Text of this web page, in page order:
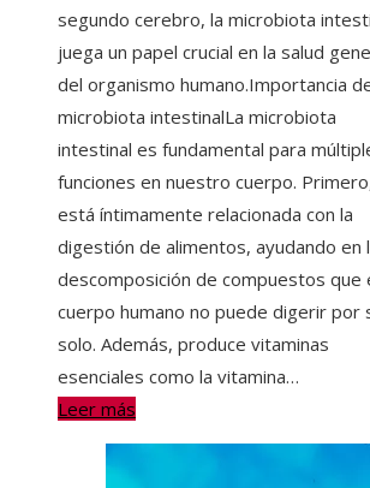
segundo cerebro, la microbiota
juega un papel crucial en la salud
del organismo humano.Importancia
microbiota intestinalLa microbiota
intestinal es fundamental para
funciones en nuestro cuerpo.
está íntimamente relacionada con la
digestión de alimentos, ayudando en
descomposición de compuestos que
cuerpo humano no puede digerir por
solo. Además, produce vitaminas
esenciales como la vitamina…
Leer más